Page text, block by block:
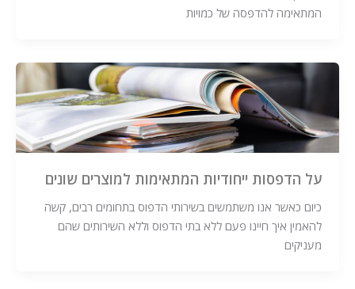
המתאימה להדפסה של כמויות
על הדפסות ייחודיות המתאימות למוצרים שונים
כיום כאשר אנו משתמשים בשירותי הדפוס בתחומים רבים, קשה
להאמין איך חיינו פעם ללא בתי הדפוס וללא השירותים שהם
מעניקים